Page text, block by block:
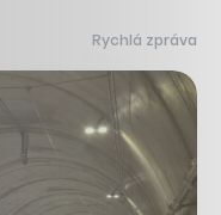
Rychlá zpráva